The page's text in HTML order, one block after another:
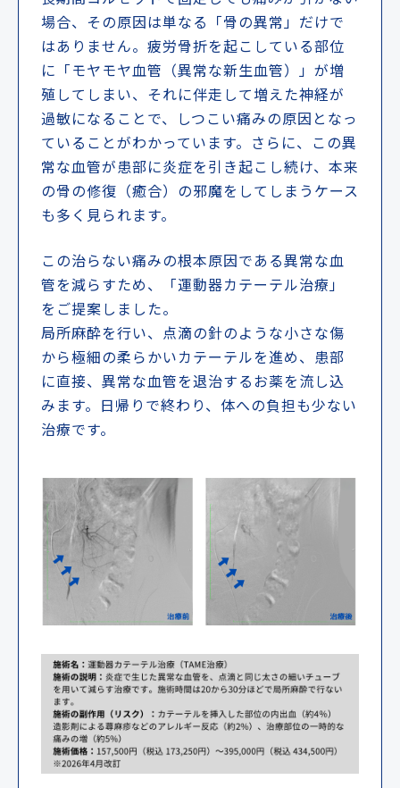
場合、その原因は単なる「骨の異常」だけで
はありません。疲労骨折を起こしている部位
に「モヤモヤ血管（異常な新生血管）」が増
殖してしまい、それに伴走して増えた神経が
過敏になることで、しつこい痛みの原因となっ
ていることがわかっています。さらに、この異
常な血管が患部に炎症を引き起こし続け、本来
の骨の修復（癒合）の邪魔をしてしまうケース
も多く見られます。
この治らない痛みの根本原因である異常な血
管を減らすため、「運動器カテーテル治療」
をご提案しました。
局所麻酔を行い、点滴の針のような小さな傷
から極細の柔らかいカテーテルを進め、患部
に直接、異常な血管を退治するお薬を流し込
みます。日帰りで終わり、体への負担も少ない
治療です。